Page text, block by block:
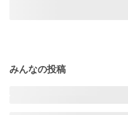
みんなの投稿